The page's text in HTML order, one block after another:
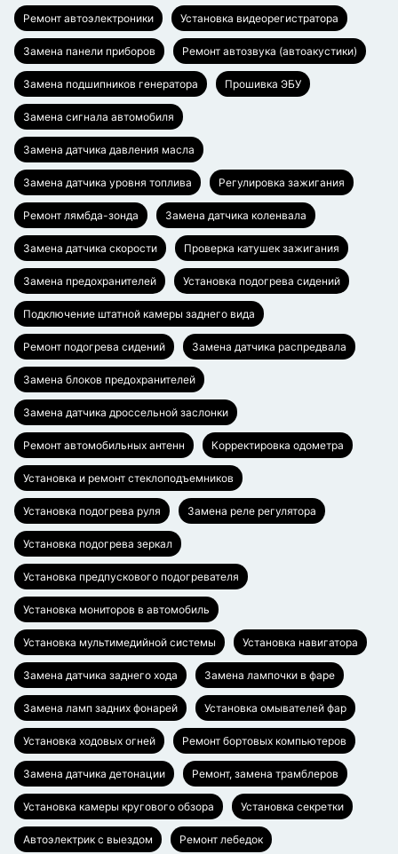
Ремонт автоэлектроники Установка видеорегистратора
Замена панели приборов Ремонт автозвука (автоакустики)
Замена подшипников генератора Прошивка ЭБУ
Замена сигнала автомобиля
Замена датчика давления масла
Замена датчика уровня топлива Регулировка зажигания
Ремонт лямбда-зонда Замена датчика коленвала
Замена датчика скорости Проверка катушек зажигания
Замена предохранителей Установка подогрева сидений
Подключение штатной камеры заднего вида
Ремонт подогрева сидений Замена датчика распредвала
Замена блоков предохранителей
Замена датчика дроссельной заслонки
Ремонт автомобильных антенн Корректировка одометра
Установка и ремонт стеклоподъемников
Установка подогрева руля Замена реле регулятора
Установка подогрева зеркал
Установка предпускового подогревателя
Установка мониторов в автомобиль
Установка мультимедийной системы Установка навигатора
Замена датчика заднего хода Замена лампочки в фаре
Замена ламп задних фонарей Установка омывателей фар
Установка ходовых огней Ремонт бортовых компьютеров
Замена датчика детонации Ремонт, замена трамблеров
Установка камеры кругового обзора Установка секретки
Автоэлектрик с выездом Ремонт лебедок